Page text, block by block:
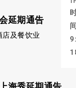
延期通告
及餐饮业